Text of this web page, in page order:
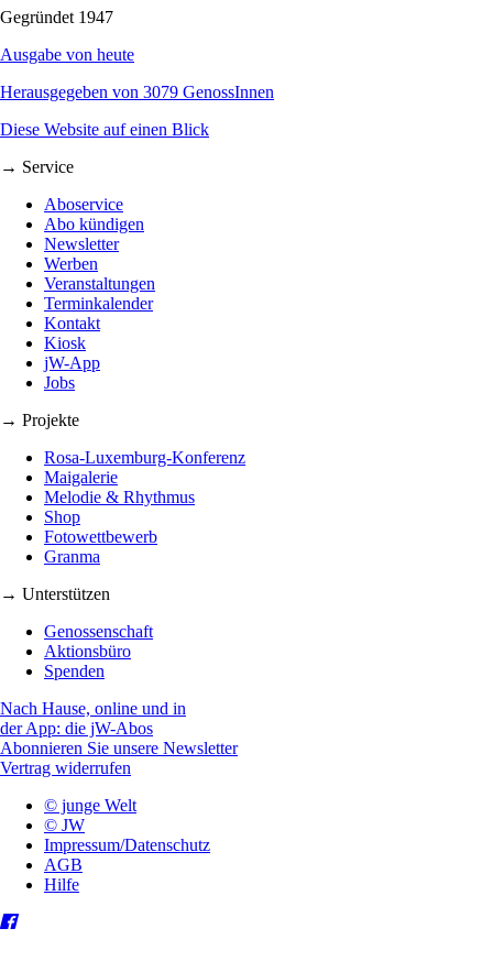
Gegründet 1947
Ausgabe von heute
Herausgegeben von 3079 GenossInnen
Diese Website auf einen Blick
→ Service
Aboservice
Abo kündigen
Newsletter
Werben
Veranstaltungen
Terminkalender
Kontakt
Kiosk
jW-App
Jobs
→ Projekte
Rosa-Luxemburg-Konferenz
Maigalerie
Melodie & Rhythmus
Shop
Fotowettbewerb
Granma
→ Unterstützen
Genossenschaft
Aktionsbüro
Spenden
Nach Hause, online und in
der App: die jW-Abos
Abonnieren Sie unsere Newsletter
Vertrag widerrufen
© junge Welt
© JW
Impressum/Datenschutz
AGB
Hilfe